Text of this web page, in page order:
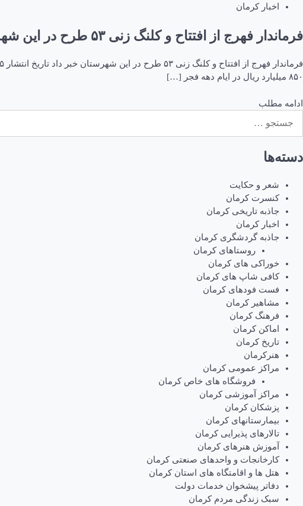
اخبار کرمان
فرماندار فهرج از افتتاح و کلنگ زنی ۵۳ طرح در این شهرستان خبر داد
۸۵۰ میلیارد ریال در ایام دهه فجر […]
ادامه مطلب
برای:
دسته‌ها
شعر و حکایت
کنسرت کرمان
جاذبه تاریخی کرمان
اخبار کرمان
جاذبه گردشگری کرمان
روستاهای کرمان
خوراکی های کرمان
کافی شاپ های کرمان
فست فودهای کرمان
مشاهیر کرمان
فرهنگ کرمان
اماکن کرمان
تاریخ کرمان
هنرکرمان
مراکز عمومی کرمان
فروشگاه های خاص کرمان
مراکز آموزشی کرمان
پزشکان کرمان
بیمارستانهای کرمان
تالارهای پذیرایی کرمان
آموزش هنرهای کرمان
کارخانجات و واحدهای صنعتی کرمان
هتل ها و اقامتگاه های استان کرمان
دفاتر پیشخوان خدمات دولت
سبک زندگی مردم کرمان